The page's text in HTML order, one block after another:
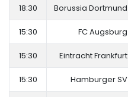
18:30 Borussia Dortmund
15:30 FC Augsburg
15:30 Eintracht Frankfurt
15:30 Hamburger SV